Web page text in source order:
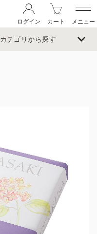
ログイン カート メニュー
カテゴリから探す